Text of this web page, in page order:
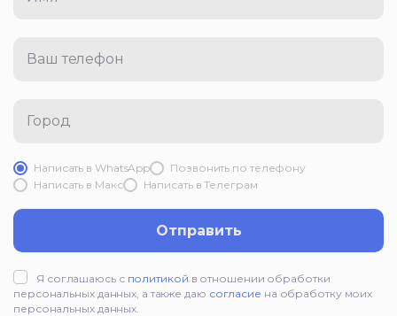
Ваш телефон
Город
Написать в WhatsApp
Позвонить по телефону
Написать в Mакс
Написать в Телеграм
Отправить
Я соглашаюсь с политикой в отношении обработки
персональных данных, а также даю согласие на обработку моих
персональных данных.